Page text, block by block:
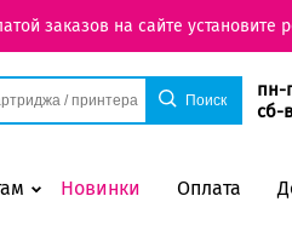
заказов на сайте
пн-
сб-
Новинки Оплата